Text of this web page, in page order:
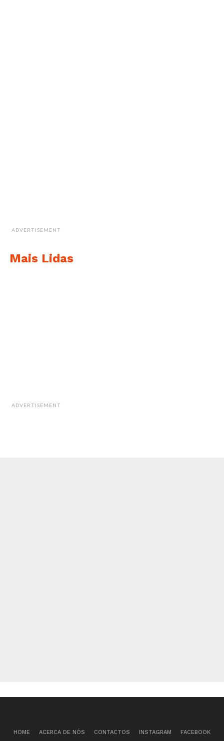
ADVERTISEMENT
Mais Lidas
ADVERTISEMENT
HOME ACERCA DE NÓS CONTACTOS INSTAGRAM FACEBOOK